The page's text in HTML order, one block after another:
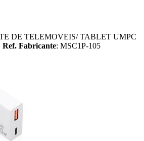
DE TELEMOVEIS/ TABLET UMPC
Ref. Fabricante: MSC1P-105